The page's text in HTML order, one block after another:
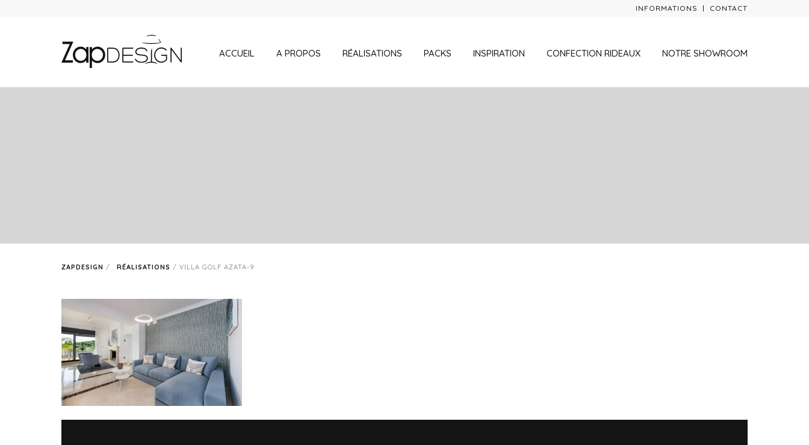
INFORMATIONS CONTACT
ACCUEIL A PROPOS RÉALISATIONS PACKS INSPIRATION CONFECTION RIDEAUX NOTRE SHOWROOM
ZAPDESIGN / RÉALISATIONS / VILLA GOLF AZATA-9